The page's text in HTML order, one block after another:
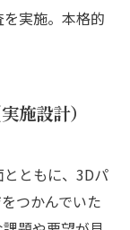
実施。本格的
施設計）
ともに、3Dパ
つかんでいた